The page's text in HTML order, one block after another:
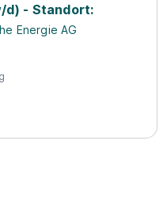
d) - Standort:
Energie AG